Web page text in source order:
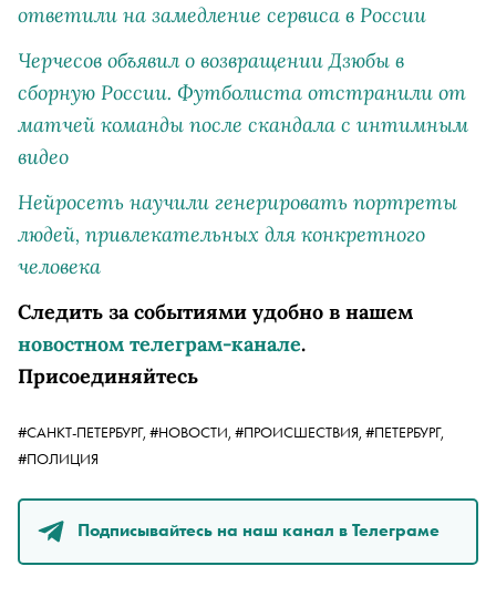
ответили на замедление сервиса в России
Черчесов объявил о возвращении Дзюбы в
сборную России. Футболиста отстранили от
матчей команды после скандала с интимным
видео
Нейросеть научили генерировать портреты
людей, привлекательных для конкретного
человека
Следить за событиями удобно в нашем
новостном телеграм-канале.
Присоединяйтесь
#САНКТ-ПЕТЕРБУРГ, #НОВОСТИ, #ПРОИСШЕСТВИЯ, #ПЕТЕРБУРГ,
#ПОЛИЦИЯ
Подписывайтесь на наш канал в Телеграме